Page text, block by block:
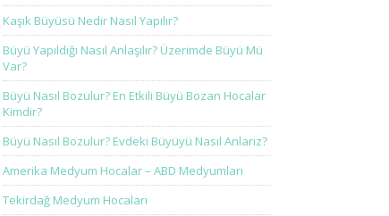
Kaşık Büyüsü Nedir Nasıl Yapılır?
Büyü Yapıldığı Nasıl Anlaşılır? Üzerimde Büyü Mü
Var?
Büyü Nasıl Bozulur? En Etkili Büyü Bozan Hocalar
Kimdir?
Büyü Nasıl Bozulur? Evdeki Büyüyü Nasıl Anlarız?
Amerika Medyum Hocalar – ABD Medyumları
Tekirdağ Medyum Hocaları